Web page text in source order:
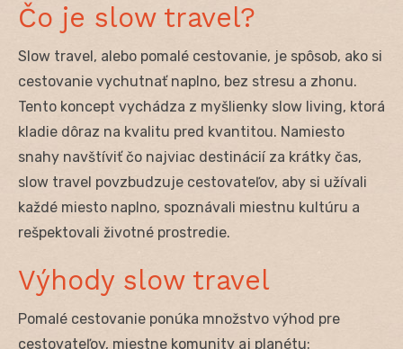
Čo je slow travel?
Slow travel, alebo pomalé cestovanie, je spôsob, ako si
cestovanie vychutnať naplno, bez stresu a zhonu.
Tento koncept vychádza z myšlienky slow living, ktorá
kladie dôraz na kvalitu pred kvantitou. Namiesto
snahy navštíviť čo najviac destinácií za krátky čas,
slow travel povzbudzuje cestovateľov, aby si užívali
každé miesto naplno, spoznávali miestnu kultúru a
rešpektovali životné prostredie.
Výhody slow travel
Pomalé cestovanie ponúka množstvo výhod pre
cestovateľov, miestne komunity aj planétu: